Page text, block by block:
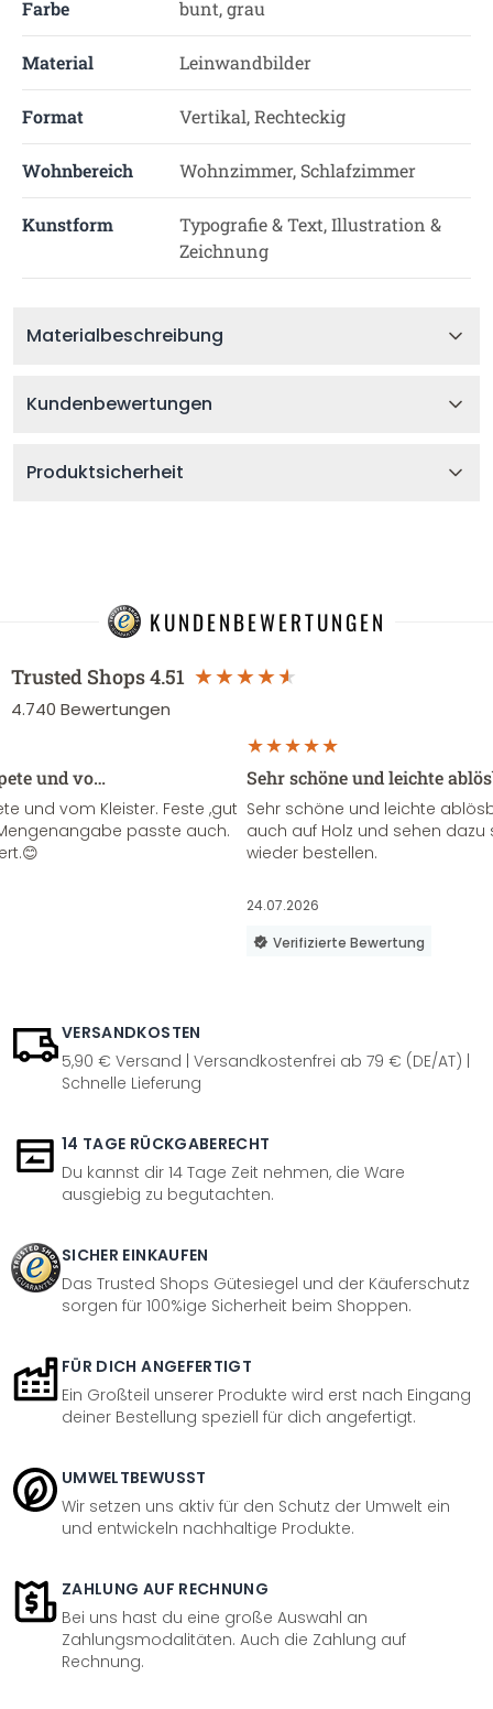
Farbe bunt, grau
Material Leinwandbilder
Format Vertikal, Rechteckig
Wohnbereich Wohnzimmer, Schlafzimmer
Kunstform
Typografie & Text, Illustration &
Zeichnung
Materialbeschreibung
Kundenbewertungen
Produktsicherheit
KUNDENBEWERTUNGEN
Trusted Shops4.51
4.740 Bewertungen
und vo…
und vom Kleister. Feste ,gut
passte auch.
Sehr schöne und leichte
Sehr schöne und leichte
auch auf Holz und sehen
wieder bestellen.
24.07.2026
Verifizierte Bewertung
VERSANDKOSTEN
5,90 € Versand | Versandkostenfrei ab 79 € (DE/AT) |
Schnelle Lieferung
14 TAGE RÜCKGABERECHT
Du kannst dir 14 Tage Zeit nehmen, die Ware
ausgiebig zu begutachten.
SICHER EINKAUFEN
Das Trusted Shops Gütesiegel und der Käuferschutz
sorgen für 100%ige Sicherheit beim Shoppen.
FÜR DICH ANGEFERTIGT
Ein Großteil unserer Produkte wird erst nach Eingang
deiner Bestellung speziell für dich angefertigt.
UMWELTBEWUSST
Wir setzen uns aktiv für den Schutz der Umwelt ein
und entwickeln nachhaltige Produkte.
ZAHLUNG AUF RECHNUNG
Bei uns hast du eine große Auswahl an
Zahlungsmodalitäten. Auch die Zahlung auf
Rechnung.